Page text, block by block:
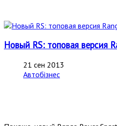
Новый RS: топовая версия
21 сен 2013
Автобізнес